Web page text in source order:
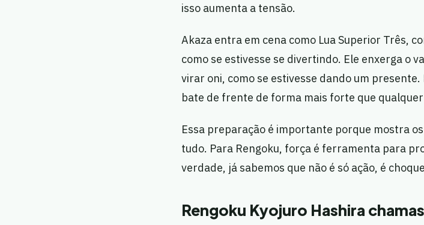
isso aumenta a tensão.
Akaza entra em cena como Lua Superior Três,
como se estivesse se divertindo. Ele enxerga o
virar oni, como se estivesse dando um
bate de frente de forma mais forte que
Essa preparação é importante porque mostra
tudo. Para Rengoku, força é ferramenta para
verdade, já sabemos que não é só ação, é
Rengoku Kyojuro Hashira